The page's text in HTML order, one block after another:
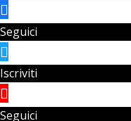
Seguici
Iscriviti
Seguici